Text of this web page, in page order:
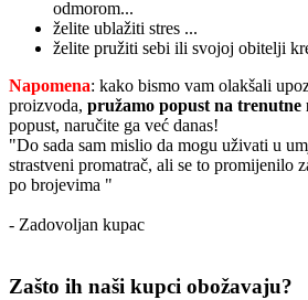
odmorom...
želite ublažiti stres ...
želite pružiti sebi ili svojoj obitelji
Napomena: kako bismo vam olakšali
proizvoda, pružamo popust na trenutne
popust, naručite ga već danas!
"Do sada sam mislio da mogu uživati u
strastveni promatrač, ali se to promijenilo
po brojevima "
- Zadovoljan kupac
Zašto ih naši kupci obožavaju?